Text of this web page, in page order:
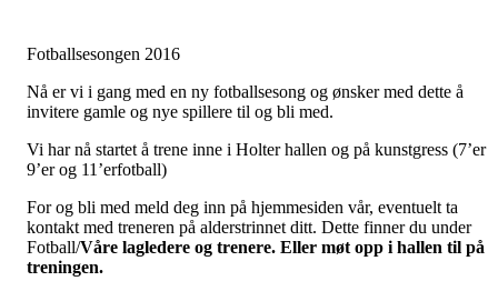
Fotballsesongen 2016
Nå er vi i gang med en ny fotballsesong og ønsker med dette å
invitere gamle og nye spillere til og bli med.
Vi har nå startet å trene inne i Holter hallen og på kunstgress (7’er
9’er og 11’erfotball)
For og bli med meld deg inn på hjemmesiden vår, eventuelt ta
kontakt med treneren på alderstrinnet ditt. Dette finner du under
Fotball/Våre lagledere og trenere. Eller møt opp i hallen til på
treningen.